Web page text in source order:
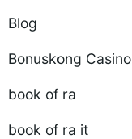
Blog
Bonuskong Casino
book of ra
book of ra it